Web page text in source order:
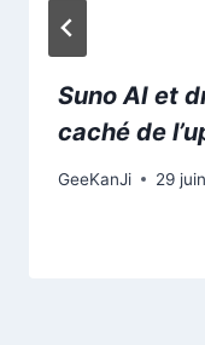
Suno AI et
caché de
GeeKanJi 29